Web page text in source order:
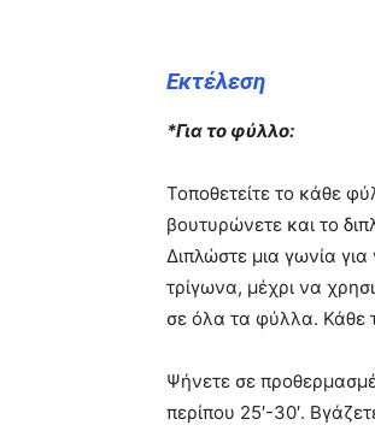
Εκτέλεση
*Για το φύλλο:
Τοποθετείτε το κάθε
βουτυρώνετε και το
Διπλώστε μια γωνία
τρίγωνα, μέχρι να
σε όλα τα φύλλα. Κάθε
Ψήνετε σε
περίπου 25′-30′.